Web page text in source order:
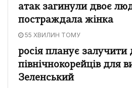
атак загинули двоє
постраждала жінка
55 ХВИЛИН ТОМУ
росія планує залучити
північнокорейців для
Зеленський